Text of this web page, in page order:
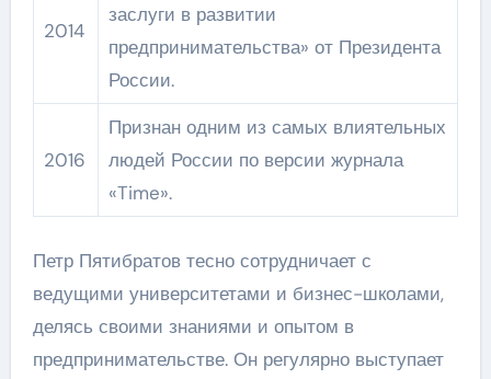
2014
заслуги в развитии
предпринимательства» от Президента
России.
2016
Признан одним из самых влиятельных
людей России по версии журнала
«Time».
Петр Пятибратов тесно сотрудничает с
ведущими университетами и бизнес-школами,
делясь своими знаниями и опытом в
предпринимательстве. Он регулярно выступает